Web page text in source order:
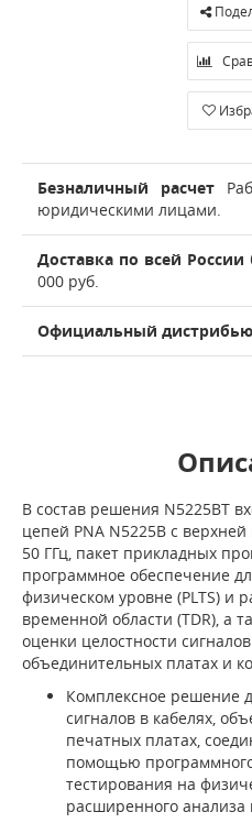
Безналичный расчет
юридическими лицами.
Доставка по всей России
000 руб.
Официальный
В состав решения N5225BT
цепей PNA N5225B с
50 ГГц, пакет прикладных
программное обеспечение
физическом уровне (PLTS) и
временной области (TDR), а
оценки целостности сигналов
объединительных платах и
Комплексное решение
сигналов в кабелях,
печатных платах,
помощью
тестирования на
расширенного анализа